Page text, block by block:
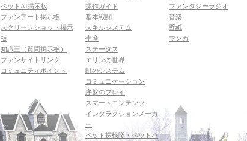
ペットAI掲示板
ファンアート掲示板
スクリーンショット掲示
板
知識王（質問掲示板）
ファンサイトリンク
コミュニティポイント
操作ガイド
基本戦闘
スキルシステム
生産
ステータス
エリンの世界
町のシステム
コミュニケーション
序盤のプレイ
スマートコンテンツ
インタラクションメーカ
ー
ペット探検隊・ペットハ
ファンタジーラジオ
音楽
壁紙
マンガ